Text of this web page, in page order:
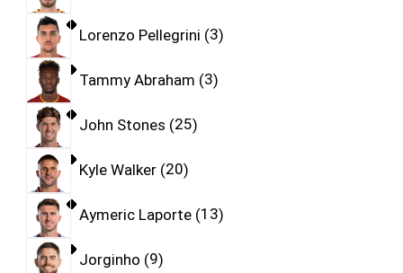
Lorenzo Pellegrini 3
Tammy Abraham 3
John Stones 25
Kyle Walker 20
Aymeric Laporte 13
Jorginho 9